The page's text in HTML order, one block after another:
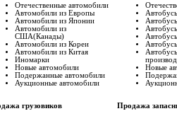
Отечественные автомобили
Автомобили из Европы
Автомобили из Японии
Автомобили из
США(Канады)
Автомобили из Кореи
Автомобили из Китая
Иномарки
Новые автомобили
Подержанные автомобили
Аукционные автомобили
грузовиков
Новые
Продажа